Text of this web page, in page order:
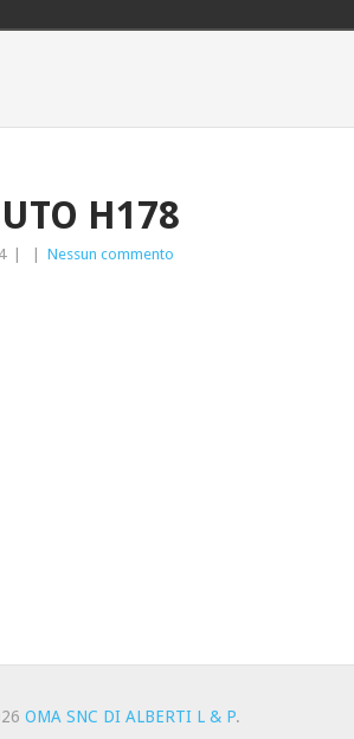
H178
Nessun commento
OMA SNC DI ALBERTI L & P.